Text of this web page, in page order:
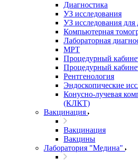
Диагностика
УЗ исследования
УЗ исследования для
Компьютерная
Лабораторная
МРТ
Процедурный
Процедурный
Рентгенология
Эндоскопические
Конусно-лучевая
(КЛКТ)
Вакцинация
Вакцинация
Вакцины
Лаборатория "Медина"